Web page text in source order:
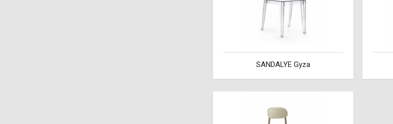
SANDALYE Gyza